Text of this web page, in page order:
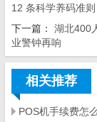
12 条科学养码准则
下一篇：
湖北400
业警钟再响
相关推荐
POS机手续费怎